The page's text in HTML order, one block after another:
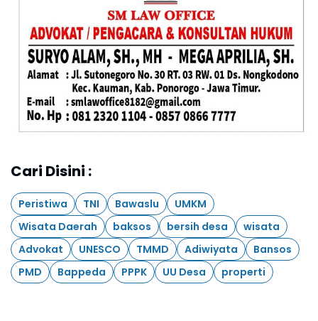
Cari Disini :
Peristiwa TNI Bawaslu
UMKM
Wisata Daerah
baksos bersih desa
wisata
Advokat
UNESCO TMMD Adiwiyata
Bansos
PMD
Bappeda PPPK UU Desa properti